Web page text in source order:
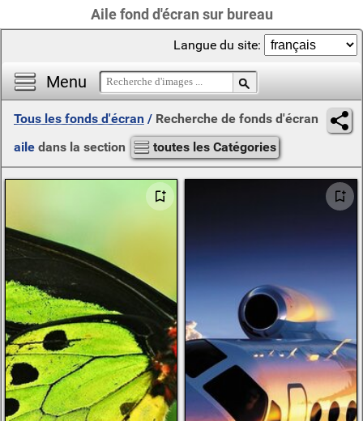
Aile fond d'écran sur bureau
Menu
Langue du site:
Tous les fonds d'écran / Recherche de fonds d'écran
aile dans la section toutes les Catégories